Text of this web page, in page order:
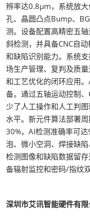
辨率达0.8μm，系统放
孔、晶圆凸点Bump、
测。设备配置高精密五
斜检测，并具备CNC自
和缺陷识别能力。系统
场生产管理、复判及质
和工艺优化的闭环应用
备。通过五轴运动控制
少了人工操作和人工判
水平。新元件算法部署
30%，AI检测准确率可
泡、微小空洞、焊接缺
检测图像和缺陷数据留
备辐射监控和密码/指纹
深圳市艾讯智能硬件有限